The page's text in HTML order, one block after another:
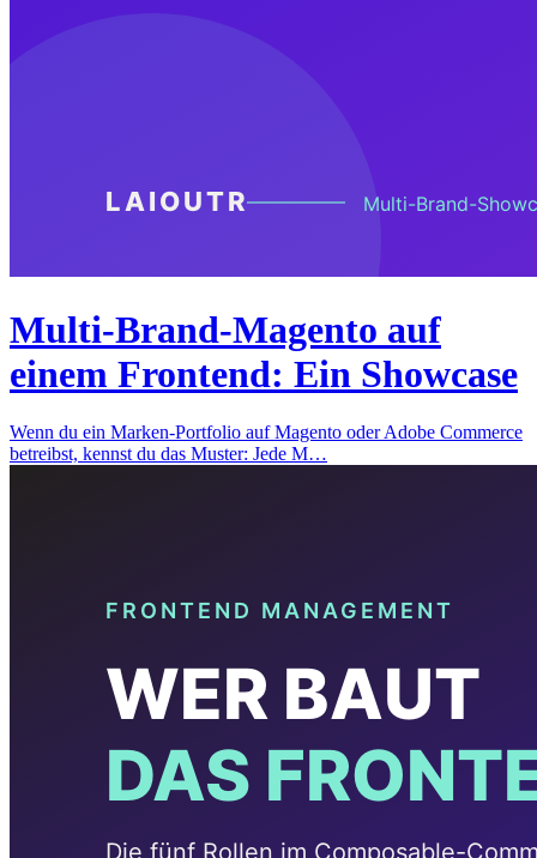
Multi-Brand-Magento auf
einem Frontend: Ein Showcase
Wenn du ein Marken-Portfolio auf Magento oder Adobe Commerce
betreibst, kennst du das Muster: Jede M…